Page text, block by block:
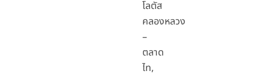
โลตัส
คลองหลวง
–
ตลาด
ไท,